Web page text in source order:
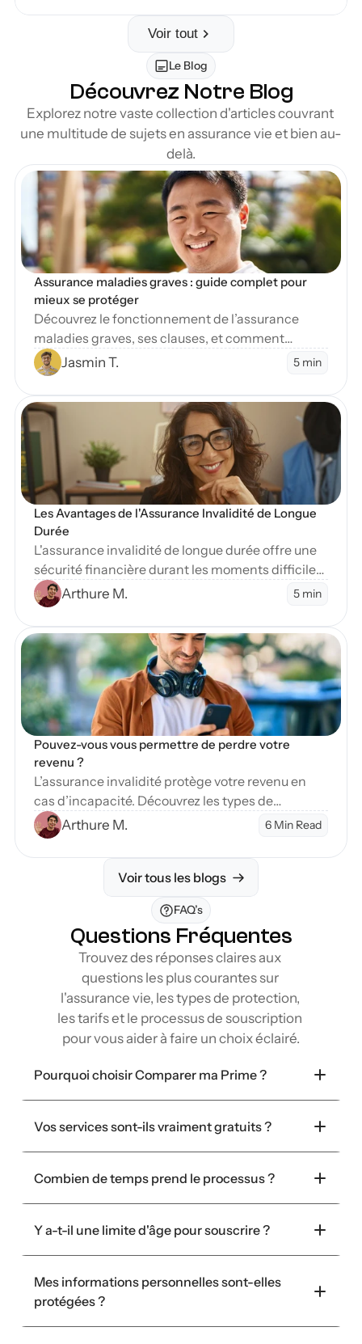
Voir tout
Le Blog
Découvrez Notre Blog
Explorez notre vaste collection d'articles couvrant
une multitude de sujets en assurance vie et bien au-
delà.
Blog
Assurance maladies graves : guide complet pour
mieux se protéger
Découvrez le fonctionnement de l’assurance
maladies graves, ses clauses, et comment
protéger vos finances en cas de diagnostic
sévère.
Jasmin T. 5 min
Blog
Les Avantages de l'Assurance Invalidité de Longue
Durée
L'assurance invalidité de longue durée offre une
sécurité financière durant les moments difficiles.
Apprenez-en plus sur ses nombreux avantages
essentiels.
Arthure M. 5 min
Blog
Pouvez-vous vous permettre de perdre votre
revenu ?
L’assurance invalidité protège votre revenu en
cas d’incapacité. Découvrez les types de
couverture et étapes pour sécuriser votre avenir
financier.
Arthure M. 6 Min Read
Voir tous les blogs
FAQ’s
Questions Fréquentes
Trouvez des réponses claires aux
questions les plus courantes sur
l'assurance vie, les types de protection,
les tarifs et le processus de souscription
pour vous aider à faire un choix éclairé.
Pourquoi choisir Comparer ma Prime ?
Vos services sont-ils vraiment gratuits ?
Combien de temps prend le processus ?
Y a-t-il une limite d'âge pour souscrire ?
Mes informations personnelles sont-elles
protégées ?